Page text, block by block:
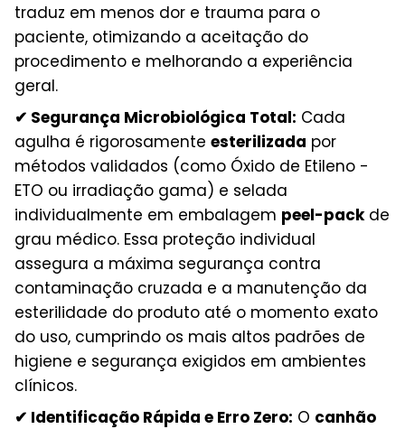
traduz em menos dor e trauma para o
paciente, otimizando a aceitação do
procedimento e melhorando a experiência
geral.
✔ Segurança Microbiológica Total: Cada
agulha é rigorosamente esterilizada por
métodos validados (como Óxido de Etileno -
ETO ou irradiação gama) e selada
individualmente em embalagem peel-packde
grau médico. Essa proteção individual
assegura a máxima segurança contra
contaminação cruzada e a manutenção da
esterilidade do produto até o momento exato
do uso, cumprindo os mais altos padrões de
higiene e segurança exigidos em ambientes
clínicos.
✔ Identificação Rápida e Erro Zero: O canhão